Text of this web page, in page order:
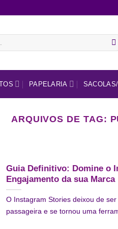
PAPELARIA
ARQUIVOS DE TAG:
Guia Definitivo: Domine o
Engajamento da sua Marca
O Instagram Stories deixou de
passageira e se tornou uma